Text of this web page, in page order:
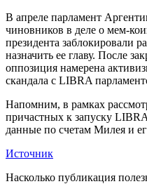
В апреле парламент
чиновников в деле о мем-
президента заблокировали
назначить ее главу. После
оппозиция намерена
скандала с LIBRA
Напомним, в рамках
причастных к запуску
данные по счетам Милея и
Источник
Насколько публикация